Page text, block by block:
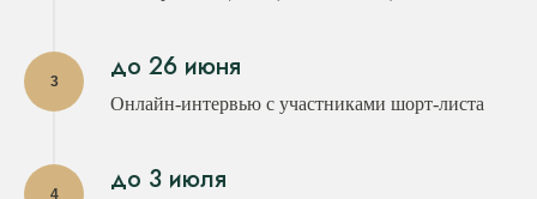
до 26 июня
Онлайн-интервью с участниками шорт-листа
до 3 июля